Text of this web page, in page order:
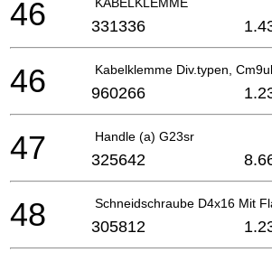
46 331336
Kabelklemme Div.typen,
46 960266
Handle (a) G23sr
47 325642
Schneidschraube D4x16 Mit
48 305812